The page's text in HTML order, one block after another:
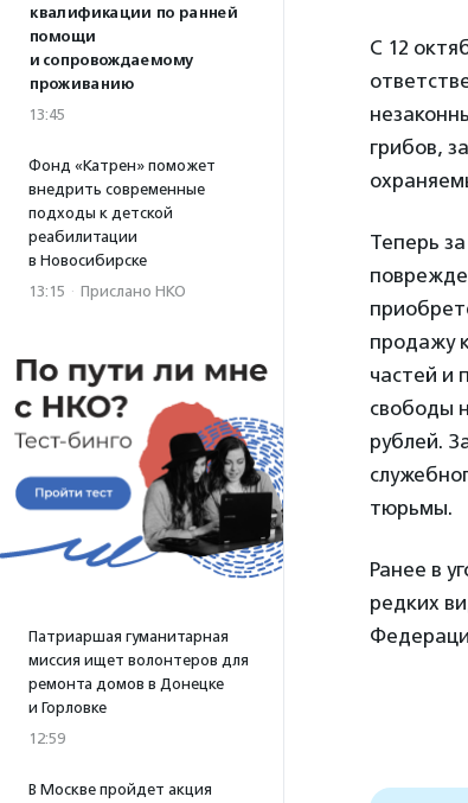
квалификации по ранней
помощи
и сопровождаемому
проживанию
13:45
Фонд «Катрен» поможет
внедрить современные
подходы к детской
реабилитации
в Новосибирске
13:15 · Прислано НКО
Патриаршая гуманитарная
миссия ищет волонтеров для
ремонта домов в Донецке
и Горловке
12:59
В Москве пройдет акция
С 12
грибов,
Теперь
продажу
частей и
свободы
рублей.
тюрьмы.
Ранее в
редких